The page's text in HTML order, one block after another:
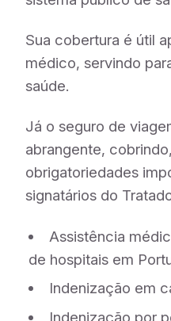
Sua cobertura é útil
médico, servindo
saúde.
Já o seguro de
abrangente,
obrigatoriedades
signatários do
Assistência
de hospitais em
Indenização em
Indenização por